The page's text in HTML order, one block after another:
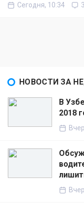
Сегодня, 10:34 3
НОВОСТИ ЗА
В
2018